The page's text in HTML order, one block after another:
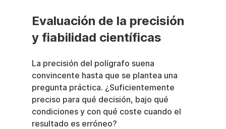
Evaluación de la precisión
y fiabilidad científicas
La precisión del polígrafo suena
convincente hasta que se plantea una
pregunta práctica. ¿Suficientemente
preciso para qué decisión, bajo qué
condiciones y con qué coste cuando el
resultado es erróneo?